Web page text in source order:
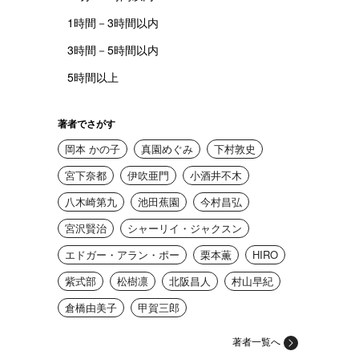
1時間－3時間以内
3時間－5時間以内
5時間以上
著者でさがす
岡本 かの子 真園めぐみ
下村敦史
宮下奈都
伊吹亜門
小酒井不木
八木崎第九
池田蕉園
今村昌弘
宮沢賢治
シャーリイ・ジャクスン
エドガー・アラン・ポー
栗本薫
HIRO
紫式部
松樹凛 北阪昌人
村山早紀
倉橋由美子
甲賀三郎
著者一覧へ